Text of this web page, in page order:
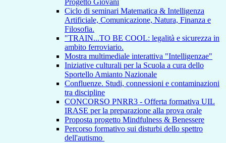
Progetto Giovani
Ciclo di seminari Matematica & Intelligenza
Artificiale, Comunicazione, Natura, Finanza e
Filosofia.
"TRAIN...TO BE COOL: legalità e sicurezza in
ambito ferroviario.
Mostra multimediale interattiva "Intelligenzae"
Iniziative culturali per la Scuola a cura dello
Sportello Amianto Nazionale
Confluenze. Studi, connessioni e contaminazioni
tra discipline
CONCORSO PNRR3 - Offerta formativa UIL
IRASE per la preparazione alla prova orale
Proposta progetto Mindfulness & Benessere
Percorso formativo sui disturbi dello spettro
dell'autismo